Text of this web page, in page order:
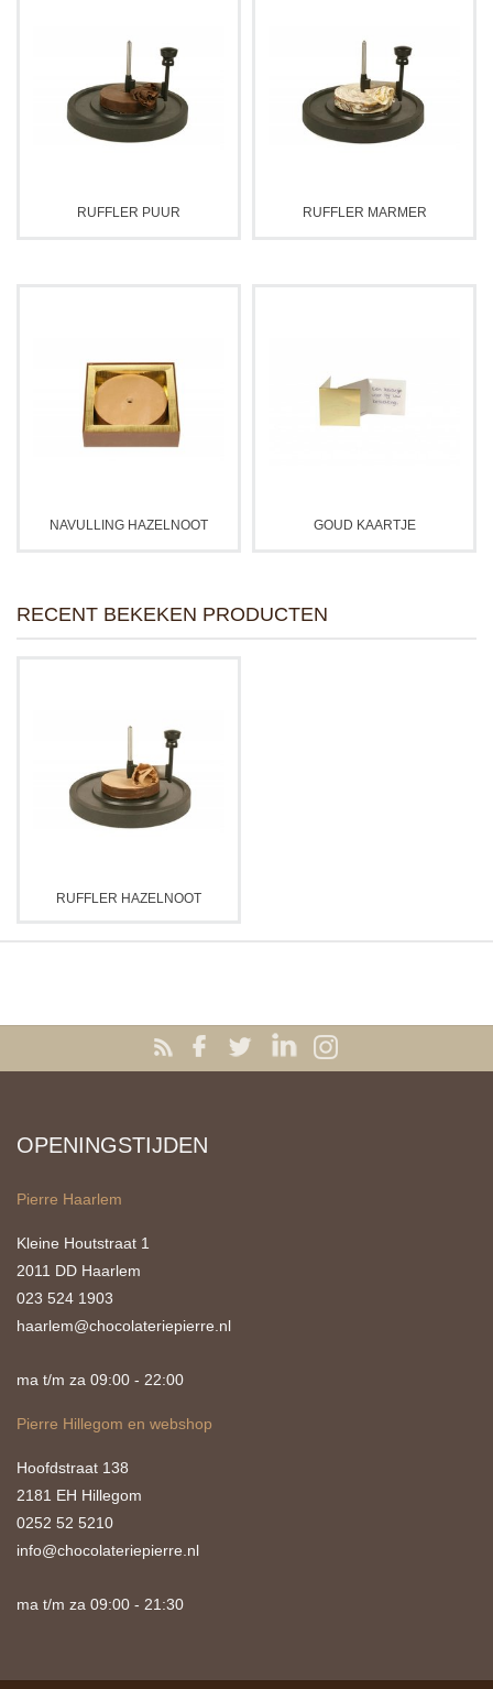
RUFFLER PUUR RUFFLER MARMER
NAVULLING HAZELNOOT GOUD KAARTJE
RECENT BEKEKEN PRODUCTEN
RUFFLER HAZELNOOT
OPENINGSTIJDEN
Pierre Haarlem
Kleine Houtstraat 1
2011 DD Haarlem
023 524 1903
haarlem@chocolateriepierre.nl
ma t/m za 09:00 - 22:00
Pierre Hillegom en webshop
Hoofdstraat 138
2181 EH Hillegom
0252 52 5210
info@chocolateriepierre.nl
ma t/m za 09:00 - 21:30